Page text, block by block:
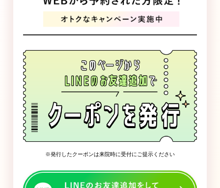
発行したクーポンは来院時に受付にご提示ください